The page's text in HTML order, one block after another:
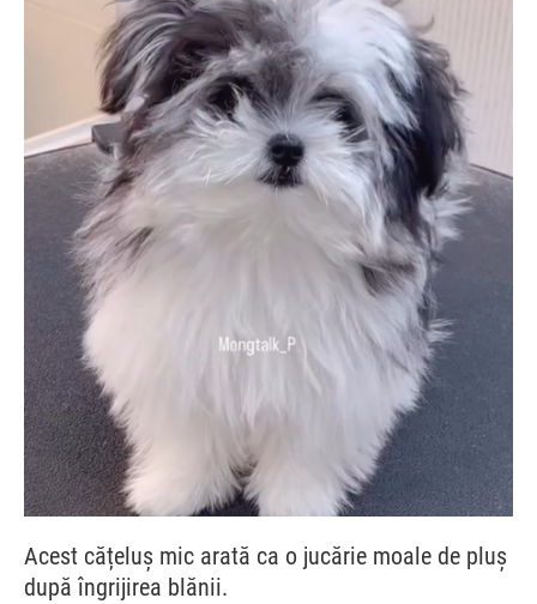
Acest cățeluș mic arată ca o jucărie moale de pluș
după îngrijirea blănii.